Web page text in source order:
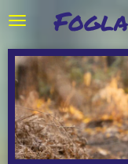
Ga
naar
de
hoofdinhoud